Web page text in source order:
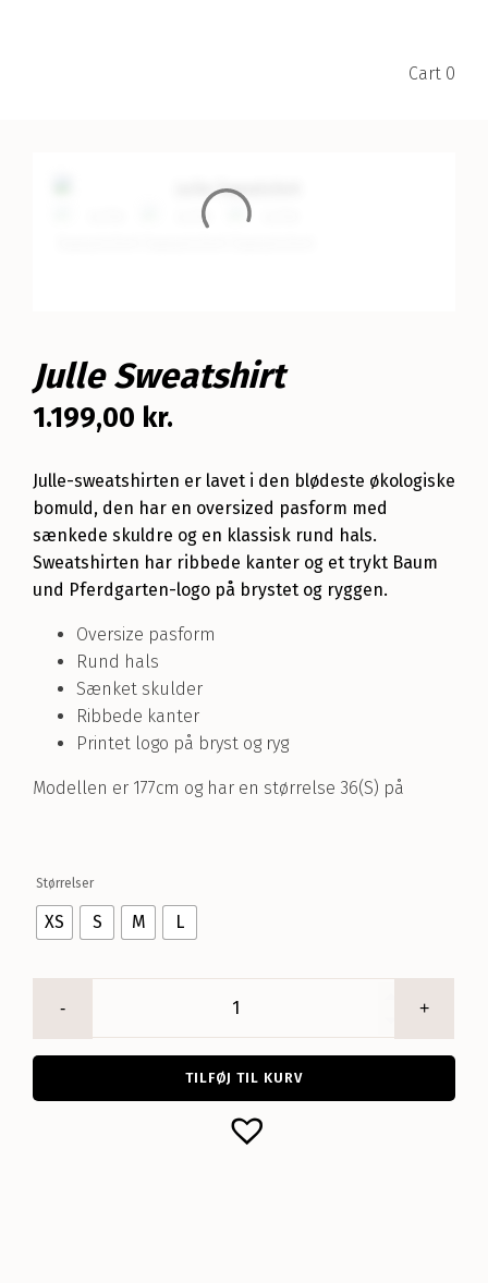
Cart 0
Julle Sweatshirt
1.199,00 kr.
Julle-sweatshirten er lavet i den blødeste økologiske
bomuld, den har en oversized pasform med
sænkede skuldre og en klassisk rund hals.
Sweatshirten har ribbede kanter og et trykt Baum
und Pferdgarten-logo på brystet og ryggen.
Oversize pasform
Rund hals
Sænket skulder
Ribbede kanter
Printet logo på bryst og ryg
Modellen er 177cm og har en størrelse 36(S) på
Størrelser
XS S M L
antal
TILFØJ TIL KURV